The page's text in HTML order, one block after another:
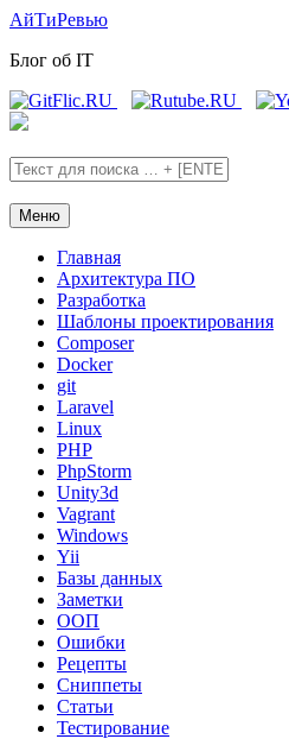
Skip
the
Skip
the
menu
АйТиРевью
Блог об IT
Меню
Главная
Архитектура ПО
Разработка
Шаблоны проектирования
Composer
Docker
git
Laravel
Linux
PHP
PhpStorm
Unity3d
Vagrant
Windows
Yii
Базы данных
Заметки
ООП
Ошибки
Рецепты
Сниппеты
Статьи
Тестирование